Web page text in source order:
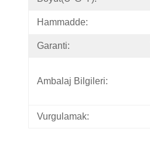
Hammadde:
Garanti:
Ambalaj Bilgileri:
Vurgulamak: